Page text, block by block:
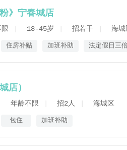
》宁春城店
18-45岁 招若干 海城
住房补贴 加班补助 法定假日三
店）
年龄不限 招2人 海城区
包住 加班补助